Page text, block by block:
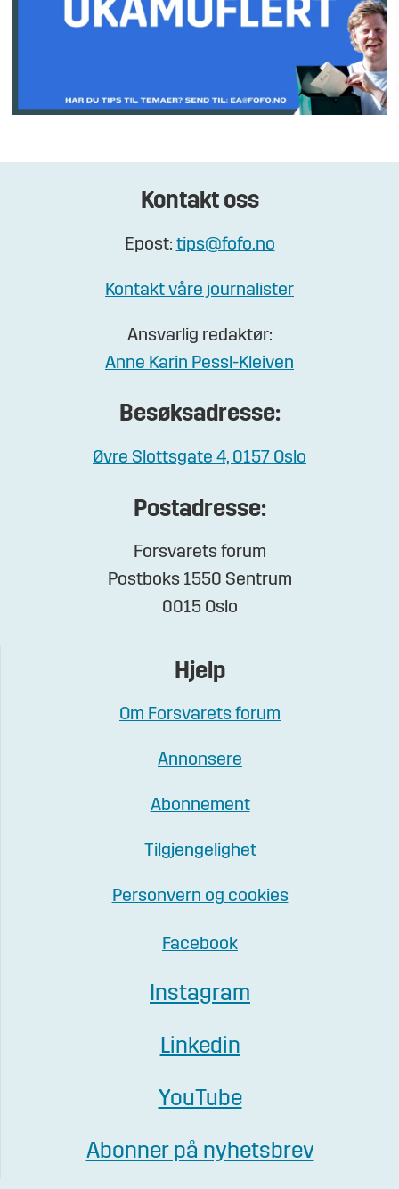
Kontakt oss
Epost: tips@fofo.no
Kontakt våre journalister
Ansvarlig redaktør:
Anne Karin Pessl-Kleiven
Besøksadresse:
Øvre Slottsgate 4, 0157 Oslo
Postadresse:
Forsvarets forum
Postboks 1550 Sentrum
0015 Oslo
Hjelp
Om Forsvarets forum
Annonsere
Abonnement
Tilgjengelighet
Personvern og cookies
Facebook
Instagram
Linkedin
YouTube
Abonner på nyhetsbrev